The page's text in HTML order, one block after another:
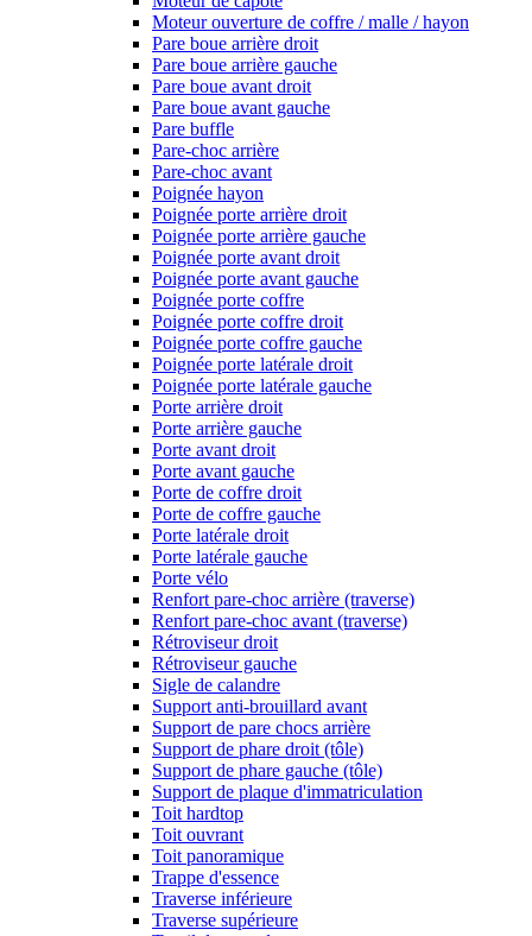
Moteur ouverture de coffre / malle / hayon
Pare boue arrière droit
Pare boue arrière gauche
Pare boue avant droit
Pare boue avant gauche
Pare buffle
Pare-choc arrière
Pare-choc avant
Poignée hayon
Poignée porte arrière droit
Poignée porte arrière gauche
Poignée porte avant droit
Poignée porte avant gauche
Poignée porte coffre
Poignée porte coffre droit
Poignée porte coffre gauche
Poignée porte latérale droit
Poignée porte latérale gauche
Porte arrière droit
Porte arrière gauche
Porte avant droit
Porte avant gauche
Porte de coffre droit
Porte de coffre gauche
Porte latérale droit
Porte latérale gauche
Porte vélo
Renfort pare-choc arrière (traverse)
Renfort pare-choc avant (traverse)
Rétroviseur droit
Rétroviseur gauche
Sigle de calandre
Support anti-brouillard avant
Support de pare chocs arrière
Support de phare droit (tôle)
Support de phare gauche (tôle)
Support de plaque d'immatriculation
Toit hardtop
Toit ouvrant
Toit panoramique
Trappe d'essence
Traverse inférieure
Traverse supérieure